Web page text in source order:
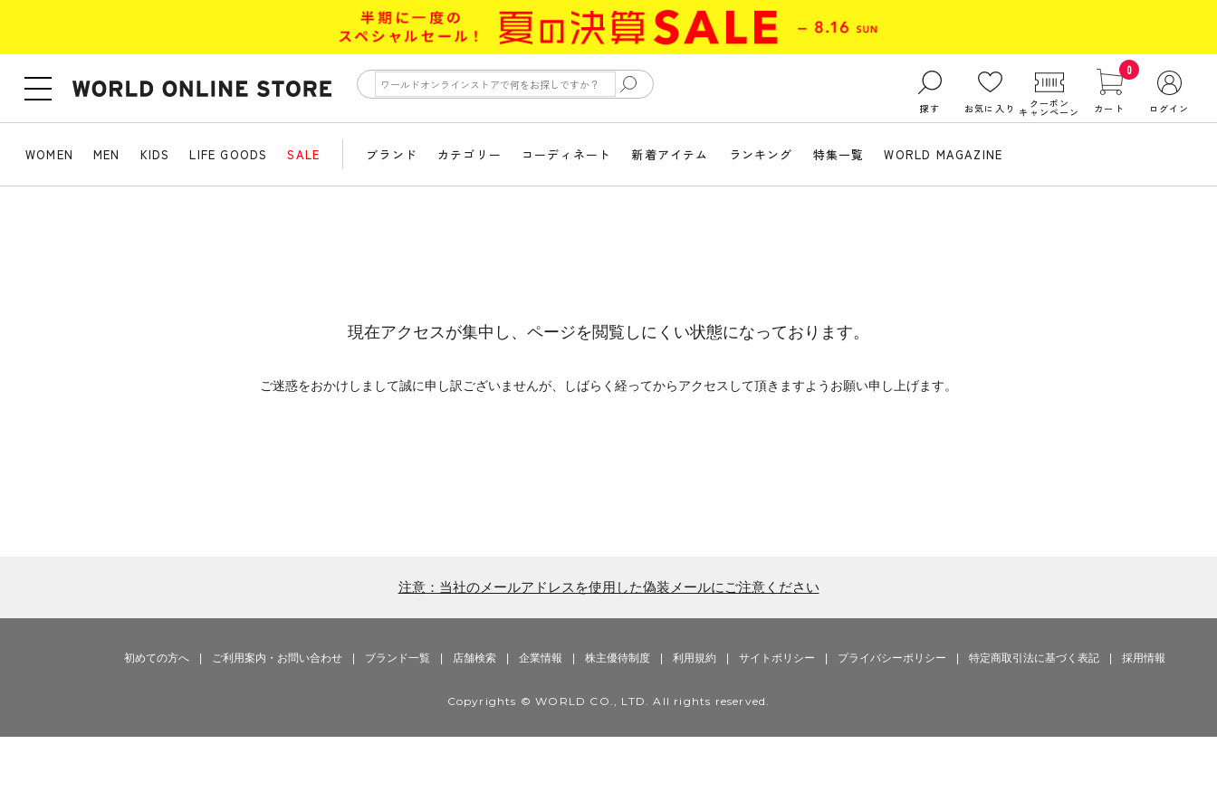
探す お気に入り クーポン
キャンペーン
0
カート ログイン
WOMEN MEN KIDS LIFE GOODS SALE ブランド カテゴリー コーディネート 新着アイテム ランキング 特集一覧 WORLD MAGAZINE
現在アクセスが集中し、ページを閲覧しにくい状態になっております。
ご迷惑をおかけしまして誠に申し訳ございませんが、しばらく経ってからアクセスして頂きますようお願い申し上げます。
注意：当社のメールアドレスを使用した偽装メールにご注意ください
初めての方へ ご利用案内・お問い合わせ ブランド一覧 店舗検索 企業情報 株主優待制度 利用規約 サイトポリシー プライバシーポリシー 特定商取引法に基づく表記 採用情報
Copyrights © WORLD CO., LTD. All rights reserved.